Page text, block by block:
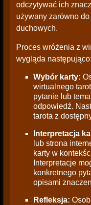
odczytywać ich
używany zarówno
duchowych.
Proces wróżenia z
wygląda następująco:
Wybór karty:
wirtualnego
pytanie lub
odpowiedź.
tarota z
Interpretacja
lub strona
karty w
Interpretacje
konkretnego
opisami
Refleksja: